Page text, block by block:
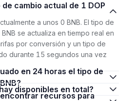
a unos 0 BNB. El tipo de
se actualiza en tiempo real en
por conversión y un tipo de
durante 15 segundos una vez
hay disponibles en total?